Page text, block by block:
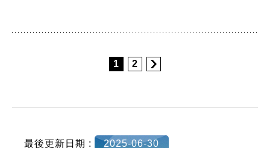
1 2
最後更新日期 : 2025-06-30